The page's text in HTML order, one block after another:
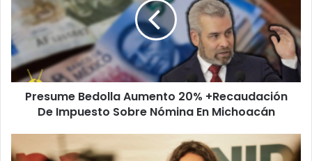
20%
+Recaudación
De
Impuesto
Sobre
Nómina
Michoacán
Presume Bedolla Aumento 20% +Recaudación
De Impuesto Sobre Nómina En Michoacán
Mayoría